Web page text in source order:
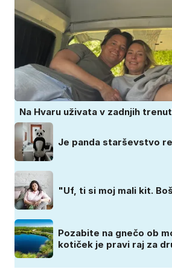
Na Hvaru uživata v zadnjih
Je panda starševstvo
"Uf, ti si moj mali kit.
Pozabite na gnečo ob
kotiček je pravi raj za